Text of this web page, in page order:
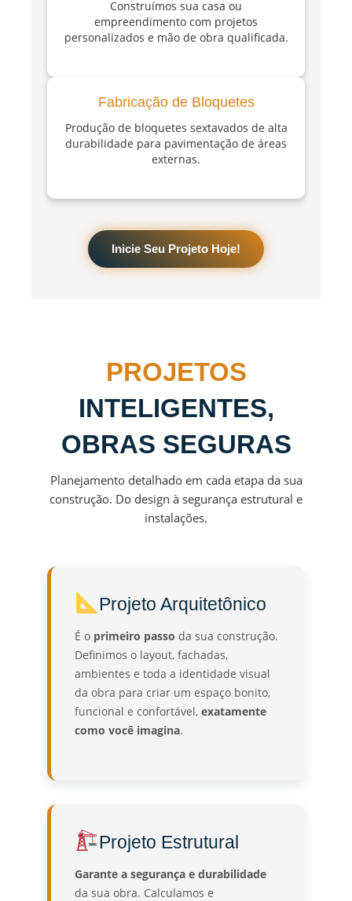
Construímos sua casa ou
empreendimento com projetos
personalizados e mão de obra qualificada.
Fabricação de Bloquetes
Produção de bloquetes sextavados de alta
durabilidade para pavimentação de áreas
externas.
Inicie Seu Projeto Hoje!
PROJETOS
INTELIGENTES,
OBRAS SEGURAS
Planejamento detalhado em cada etapa da sua
construção. Do design à segurança estrutural e
instalações.
Projeto Arquitetônico
É o primeiro passo da sua construção.
Definimos o layout, fachadas,
ambientes e toda a identidade visual
da obra para criar um espaço bonito,
funcional e confortável, exatamente
como você imagina.
Projeto Estrutural
Garante a segurança e durabilidade
da sua obra. Calculamos e